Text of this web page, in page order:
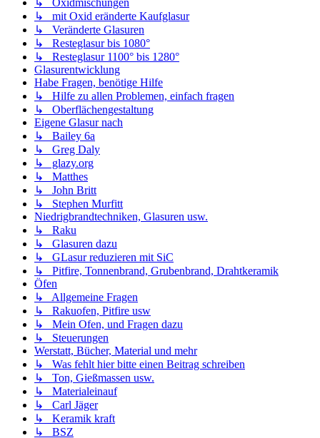
↳ mit Oxid eränderte Kaufglasur
↳ Veränderte Glasuren
↳ Resteglasur bis 1080°
↳ Resteglasur 1100° bis 1280°
Glasurentwicklung
Habe Fragen, benötige Hilfe
↳ Hilfe zu allen Problemen, einfach fragen
↳ Oberflächengestaltung
Eigene Glasur nach
↳ Bailey 6a
↳ Greg Daly
↳ glazy.org
↳ Matthes
↳ John Britt
↳ Stephen Murfitt
Niedrigbrandtechniken, Glasuren usw.
↳ Raku
↳ Glasuren dazu
↳ GLasur reduzieren mit SiC
↳ Pitfire, Tonnenbrand, Grubenbrand, Drahtkeramik
Öfen
↳ Allgemeine Fragen
↳ Rakuofen, Pitfire usw
↳ Mein Ofen, und Fragen dazu
↳ Steuerungen
Werstatt, Bücher, Material und mehr
↳ Was fehlt hier bitte einen Beitrag schreiben
↳ Ton, Gießmassen usw.
↳ Materialeinauf
↳ Carl Jäger
↳ Keramik kraft
↳ BSZ